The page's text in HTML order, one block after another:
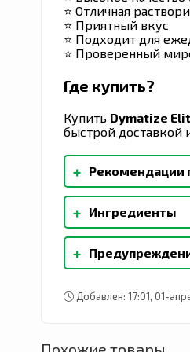
⭐ Отличная
⭐ Приятный вкус
⭐ Подходит для
⭐ Проверенный
Где купить?
Купить Dymatize
быстрой доставкой
+ Рекомендации
Легко
молока или
течение 30 минут
напиток с
+ Ингредиенты
Смесь
гидролизованный
1% следующих
каррагинан).
+
добавки. Не
Добавлен: 17:01, 01-